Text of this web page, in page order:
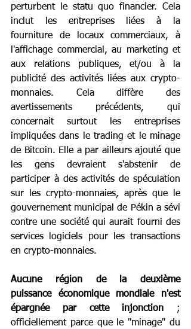
perturbent le statu quo financier. Cela
inclut les entreprises liées à la
fourniture de locaux commerciaux, à
l'affichage commercial, au marketing et
aux relations publiques, et/ou à la
publicité des activités liées aux crypto-
monnaies. Cela diffère des
avertissements précédents, qui
concernait surtout les entreprises
impliquées dans le trading et le minage
de Bitcoin. Elle a par ailleurs ajouté que
les gens devraient s'abstenir de
participer à des activités de spéculation
sur les crypto-monnaies, après que le
gouvernement municipal de Pékin a sévi
contre une société qui aurait fourni des
services logiciels pour les transactions
en crypto-monnaies.
Aucune région de la deuxième
puissance économique mondiale n'est
épargnée par cette injonction ;
officiellement parce que le "minage" du